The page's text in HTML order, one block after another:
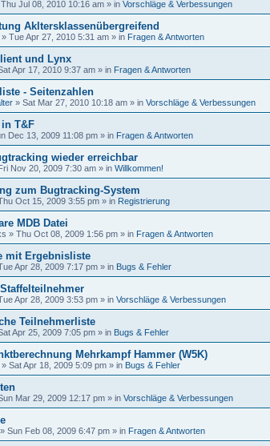
Thu Jul 08, 2010 10:16 am » in Vorschläge & Verbessungen
Akltersklassenübergreifend
» Tue Apr 27, 2010 5:31 am » in Fragen & Antworten
und Lynx
Apr 17, 2010 9:37 am » in Fragen & Antworten
- Seitenzahlen
» Sat Mar 27, 2010 10:18 am » in Vorschläge & Verbessungen
T&F
Dec 13, 2009 11:08 pm » in Fragen & Antworten
wieder erreichbar
Nov 20, 2009 7:30 am » in Willkommen!
zum Bugtracking-System
Oct 15, 2009 3:55 pm » in Registrierung
MDB Datei
» Thu Oct 08, 2009 1:56 pm » in Fragen & Antworten
mit Ergebnisliste
Apr 28, 2009 7:17 pm » in Bugs & Fehler
Apr 28, 2009 3:53 pm » in Vorschläge & Verbessungen
Teilnehmerliste
Apr 25, 2009 7:05 pm » in Bugs & Fehler
Mehrkampf Hammer (W5K)
» Sat Apr 18, 2009 5:09 pm » in Bugs & Fehler
Mar 29, 2009 12:17 pm » in Vorschläge & Verbessungen
» Sun Feb 08, 2009 6:47 pm » in Fragen & Antworten